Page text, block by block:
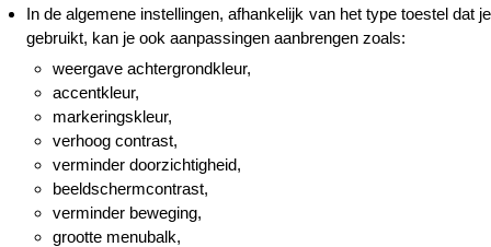
In de algemene instellingen, afhankelijk van het type toestel dat je
gebruikt, kan je ook aanpassingen aanbrengen zoals:
weergave achtergrondkleur,
accentkleur,
markeringskleur,
verhoog contrast,
verminder doorzichtigheid,
beeldschermcontrast,
verminder beweging,
grootte menubalk,